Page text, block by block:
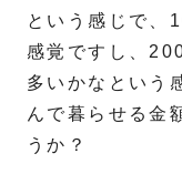
という感じで、
感覚ですし、
多いかなという
んで暮らせる金
うか？